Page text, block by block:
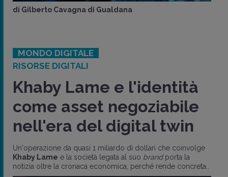
di Gilberto Cavagna di Gualdana
MONDO DIGITALE
RISORSE DIGITALI
Khaby Lame e l'identità
come asset negoziabile
nell'era del digital twin
Un'operazione da quasi 1 miliardo di dollari che coinvolge
Khaby Lame e la società legata al suo brandporta la
notizia oltre la cronaca economica, perché rende concreta..